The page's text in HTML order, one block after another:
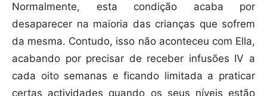
Normalmente, esta condição acaba por
desaparecer na maioria das crianças que sofrem
da mesma. Contudo, isso não aconteceu com Ella,
acabando por precisar de receber infusões IV a
cada oito semanas e ficando limitada a praticar
certas actividades quando os seus níveis estão